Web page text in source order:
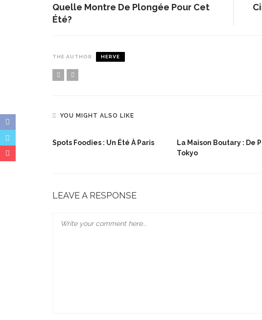
Quelle Montre De Plongée Pour Cet
Été?
THE AUTHOR HERVE
YOU MIGHT ALSO LIKE
De Noël Spots Foodies : Un Été À Paris
La Maison Boutary : De
Tokyo
LEAVE A RESPONSE